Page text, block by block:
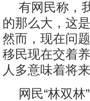
有网民称，
的那么大，这
然而，现在问
移民现在交着
人多意味着将
网民“林双